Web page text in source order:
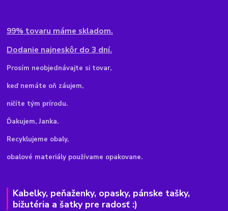
99% tovaru máme skladom.
Dodanie najneskôr do 3 dní.
Prosím neobjednávajte si tovar,
keď nemáte oň záujem,
ničíte tým prírodu.
Ďakujem, Janka.
Recyklujeme obaly,
obalové materiály používame opakovane.
Kabelky, peňaženky, opasky, pánske tašky,
bižutéria a šatky pre radosť :)